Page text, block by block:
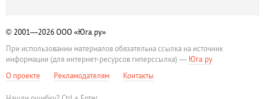
© 2001—2026ООО «Юга.ру»
При использовании материалов обязательна ссылка на источник
информации (для интернет-ресурсов гиперссылка) — Юга.ру
О проекте
Рекламодателям Контакты